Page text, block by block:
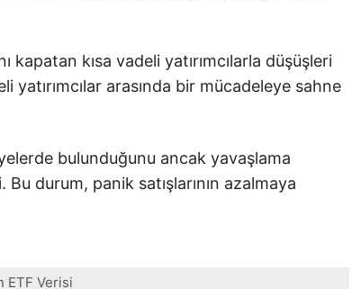
kısa vadeli yatırımcılarla düşüşleri
yatırımcılar arasında bir mücadeleye sahne
bulunduğunu ancak yavaşlama
durum, panik satışlarının azalmaya
ETF Verisi